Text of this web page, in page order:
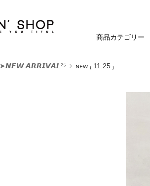
商品カテゴリー
➤𝙉𝙀𝙒 𝘼𝙍𝙍𝙄𝙑𝘼𝙇²⁵ ɴᴇᴡ ₍ 11.25 ₎